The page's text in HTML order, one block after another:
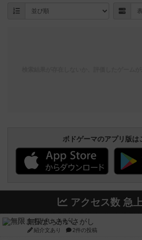
ボドゲーマのアプリ版は
アクセス数 急
無限まちがいさがし
紹介文あり 2件の投稿